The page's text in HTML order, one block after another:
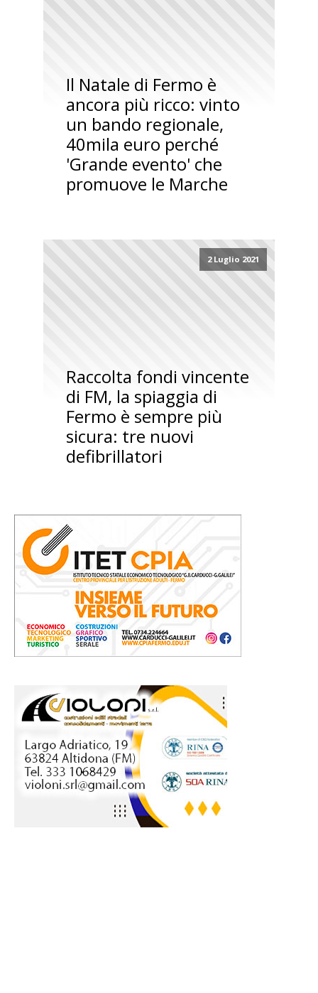
Il Natale di Fermo è
ancora più ricco: vinto
un bando regionale,
40mila euro perché
'Grande evento' che
promuove le Marche
2 Luglio 2021
Raccolta fondi vincente
di FM, la spiaggia di
Fermo è sempre più
sicura: tre nuovi
defibrillatori